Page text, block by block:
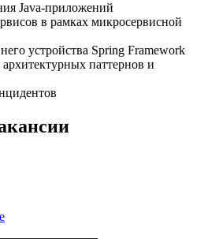
Java-приложений
в рамках микросервисной
устройства Spring Framework
паттернов и